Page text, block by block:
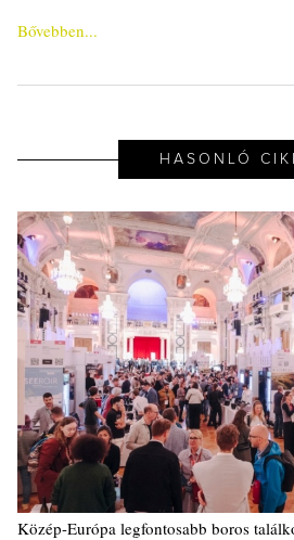
Bővebben...
HASONLÓ
Közép-Európa legfontosabb boros